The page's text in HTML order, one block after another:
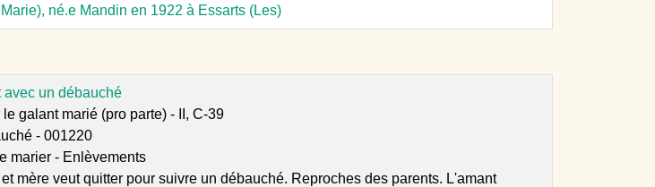
né.e Mandin en 1922 à Essarts (Les)
avec un débauché
galant marié (pro parte) - II, C-39
- 001220
marier - Enlèvements
mère veut quitter pour suivre un débauché. Reproches des parents. L'amant